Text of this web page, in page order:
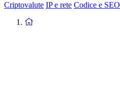
Criptovalute IP e rete Codice e SEO